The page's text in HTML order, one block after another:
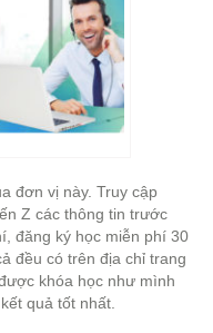
đơn vị này. Truy cập
Z các thông tin trước
đăng ký học miễn phí 30
đều có trên địa chỉ trang
khóa học như mình
quả tốt nhất.